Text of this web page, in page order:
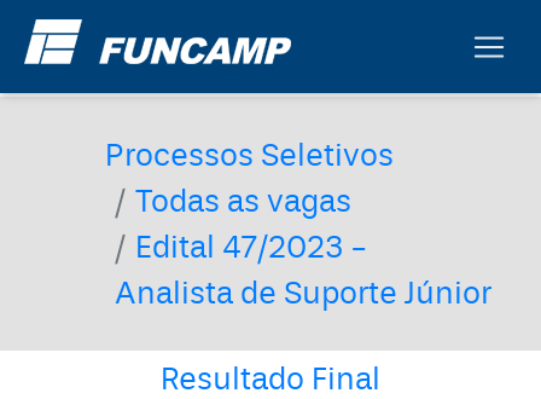
Processos Seletivos
Todas as vagas
Edital 47/2023 -
Analista de Suporte Júnior
Resultado Final